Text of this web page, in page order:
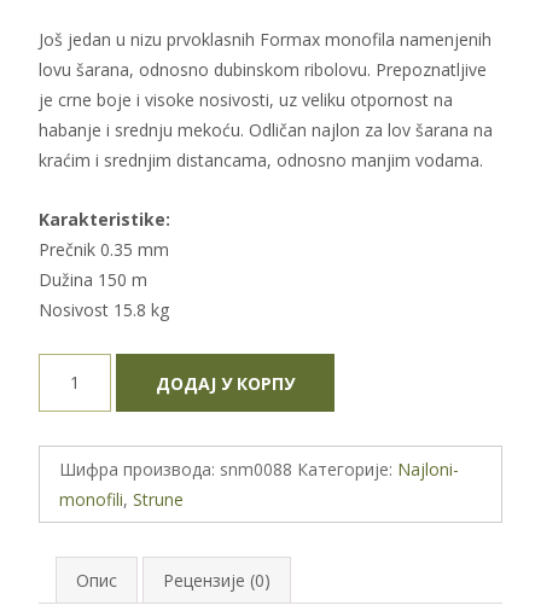
Još jedan u nizu prvoklasnih Formax monofila namenjenih
lovu šarana, odnosno dubinskom ribolovu. Prepoznatljive
je crne boje i visoke nosivosti, uz veliku otpornost na
habanje i srednju mekoću. Odličan najlon za lov šarana na
kraćim i srednjim distancama, odnosno manjim vodama.
Karakteristike:
Prečnik 0.35 mm
Dužina 150 m
Nosivost 15.8 kg
Cast
mm/150m
ДОДАЈ У КОРПУ
Шифра производа: snm0088 Категорије: Najloni-
monofili, Strune
Опис Рецензије (0)